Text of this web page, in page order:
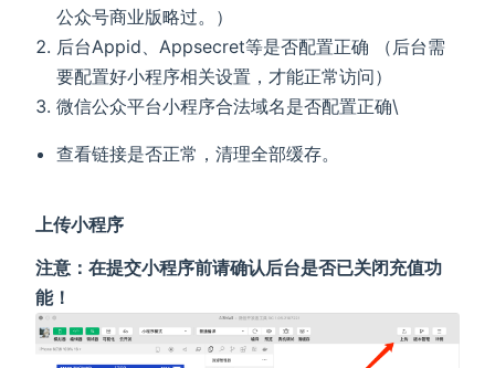
公众号商业版略过。）
后台Appid、Appsecret等是否配置正确 （后台需
要配置好小程序相关设置，才能正常访问）
微信公众平台小程序合法域名是否配置正确\
查看链接是否正常，清理全部缓存。
上传小程序
注意：在提交小程序前请确认后台是否已关闭充值功
能！